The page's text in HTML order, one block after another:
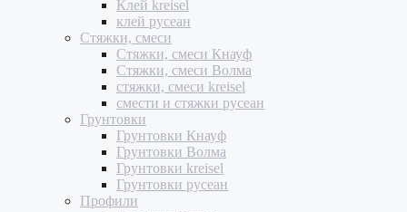
Клей kreisel
клей русеан
Стяжки, смеси
Стяжки, смеси Кнауф
Стяжки, смеси Волма
стяжки, смеси kreisel
смести и стяжки русеан
Грунтовки
Грунтовки Кнауф
Грунтовки Волма
Грунтовки kreisel
Грунтовки русеан
Профили